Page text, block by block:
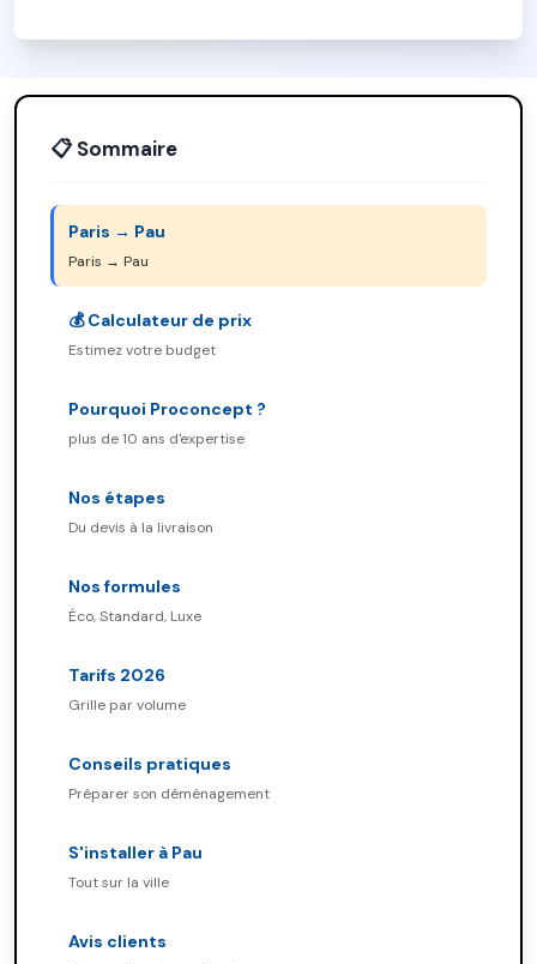
📋 Sommaire
Paris → Pau
Paris → Pau
💰 Calculateur de prix
Estimez votre budget
Pourquoi Proconcept ?
plus de 10 ans d'expertise
Nos étapes
Du devis à la livraison
Nos formules
Éco, Standard, Luxe
Tarifs 2026
Grille par volume
Conseils pratiques
Préparer son déménagement
S'installer à Pau
Tout sur la ville
Avis clients